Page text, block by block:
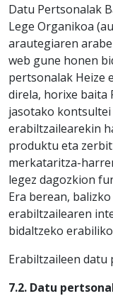
Datu Pertsonalak
Lege Organikoa
arautegiaren
web gune honen
pertsonalak Heize
direla, horixe baita
jasotako
erabiltzailearekin
produktu eta
merkataritza-
legez dagozkion
Era berean,
erabiltzailearen
bidaltzeko
Erabiltzaileen datu
7.2. Datu